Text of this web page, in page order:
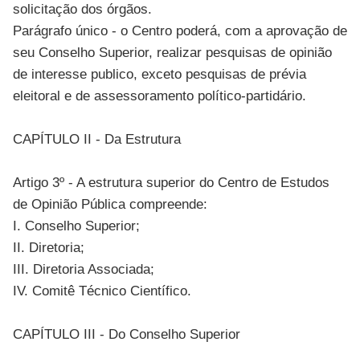
solicitação dos órgãos.
Parágrafo único - o Centro poderá, com a aprovação de
seu Conselho Superior, realizar pesquisas de opinião
de interesse publico, exceto pesquisas de prévia
eleitoral e de assessoramento político-partidário.
CAPÍTULO II - Da Estrutura
Artigo 3º - A estrutura superior do Centro de Estudos
de Opinião Pública compreende:
I. Conselho Superior;
II. Diretoria;
III. Diretoria Associada;
IV. Comitê Técnico Científico.
CAPÍTULO III - Do Conselho Superior